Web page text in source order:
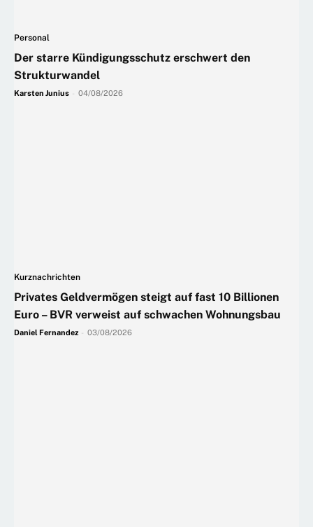
Personal
Der starre Kündigungsschutz erschwert den
Strukturwandel
Karsten Junius 04/08/2026
Kurznachrichten
Privates Geldvermögen steigt auf fast 10 Billionen
Euro – BVR verweist auf schwachen Wohnungsbau
Daniel Fernandez 03/08/2026